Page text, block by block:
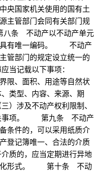
央国家机关使用的国有土
主管部门会同有关部门规
条 不动产以不动产单元
具有唯一编码。 不动产
管部门的规定设立统一的
当记载以下事项：
限、面积、用途等自然状
型、内容、来源、期
涉及不动产权利限制、
事项。 第九条 不动产
条件的，可以采用纸质介
登记簿唯一、合法的介质
的，应当定期进行异地
化形式。 第十条 不动